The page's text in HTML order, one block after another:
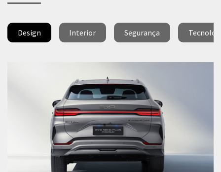
Design Interior Segurança